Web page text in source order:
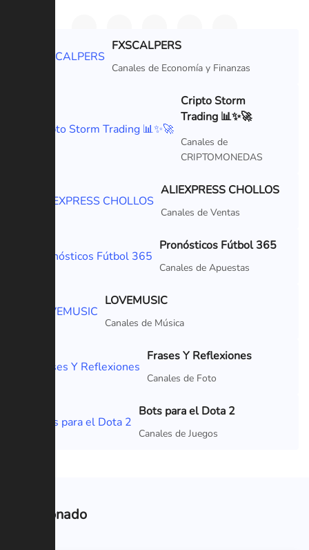
FXSCALPERS
Canales de Economía y Finanzas
Cripto Storm
Trading 📊✨🚀
Canales de
CRIPTOMONEDAS
ALIEXPRESS CHOLLOS
Canales de Ventas
Pronósticos Fútbol 365
Canales de Apuestas
LOVEMUSIC
Canales de Música
Frases Y Reflexiones
Canales de Foto
Bots para el Dota 2
Canales de Juegos
Relacionado